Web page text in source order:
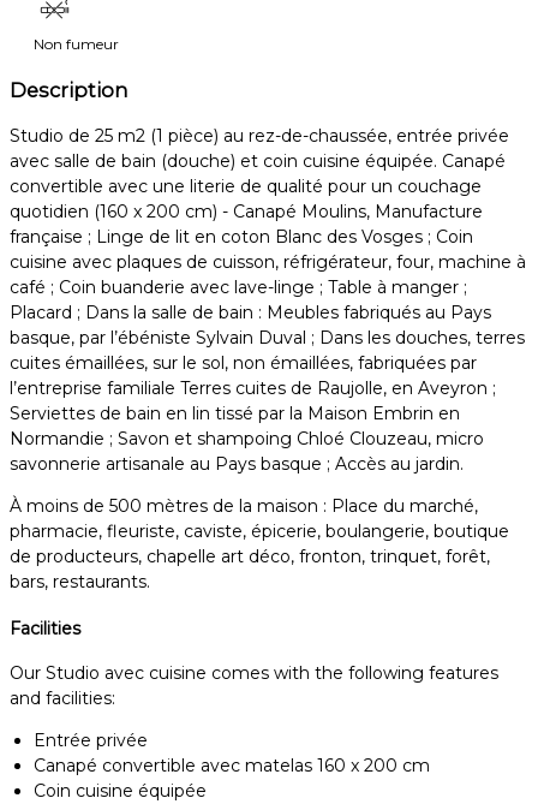
Non fumeur
Description
Studio de 25 m2 (1 pièce) au rez-de-chaussée, entrée privée
avec salle de bain (douche) et coin cuisine équipée. Canapé
convertible avec une literie de qualité pour un couchage
quotidien (160 x 200 cm) - Canapé Moulins, Manufacture
française ; Linge de lit en coton Blanc des Vosges ; Coin
cuisine avec plaques de cuisson, réfrigérateur, four, machine à
café ; Coin buanderie avec lave-linge ; Table à manger ;
Placard ; Dans la salle de bain : Meubles fabriqués au Pays
basque, par l’ébéniste Sylvain Duval ; Dans les douches, terres
cuites émaillées, sur le sol, non émaillées, fabriquées par
l’entreprise familiale Terres cuites de Raujolle, en Aveyron ;
Serviettes de bain en lin tissé par la Maison Embrin en
Normandie ; Savon et shampoing Chloé Clouzeau, micro
savonnerie artisanale au Pays basque ; Accès au jardin.
À moins de 500 mètres de la maison : Place du marché,
pharmacie, fleuriste, caviste, épicerie, boulangerie, boutique
de producteurs, chapelle art déco, fronton, trinquet, forêt,
bars, restaurants.
Facilities
Our Studio avec cuisine comes with the following features
and facilities:
Entrée privée
Canapé convertible avec matelas 160 x 200 cm
Coin cuisine équipée